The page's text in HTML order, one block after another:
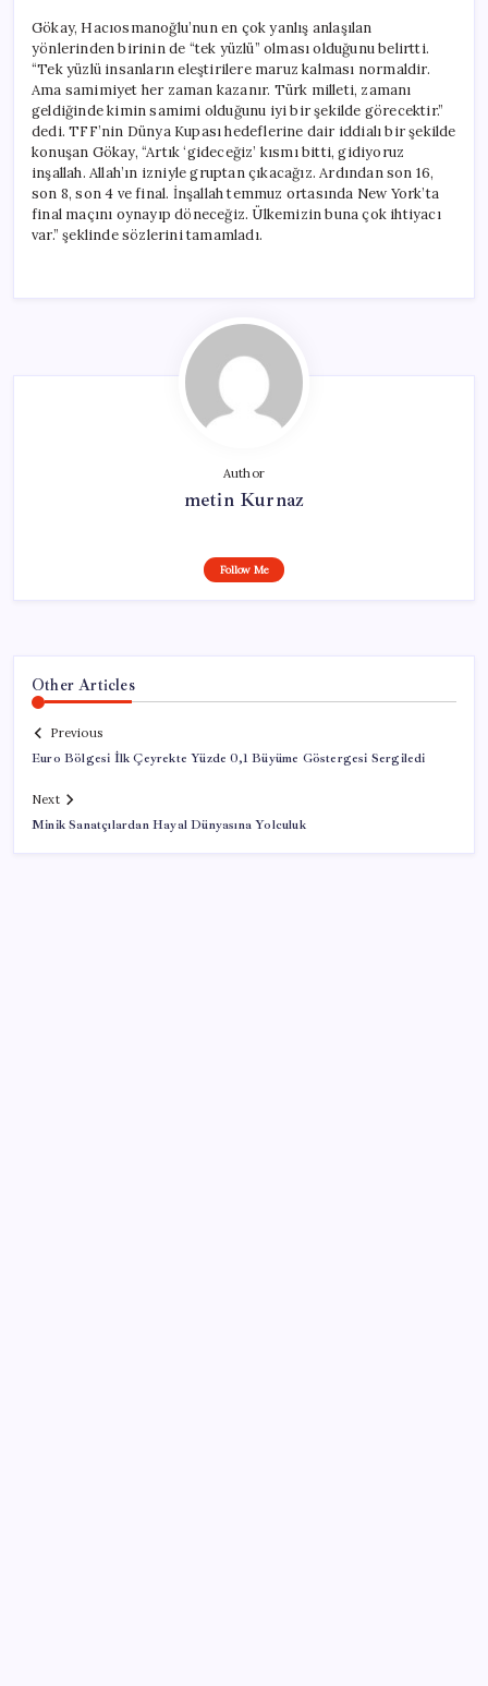
Gökay, Hacıosmanoğlu’nun en çok yanlış anlaşılan
yönlerinden birinin de “tek yüzlü” olması olduğunu belirtti.
“Tek yüzlü insanların eleştirilere maruz kalması normaldir.
Ama samimiyet her zaman kazanır. Türk milleti, zamanı
geldiğinde kimin samimi olduğunu iyi bir şekilde görecektir.”
dedi. TFF’nin Dünya Kupası hedeflerine dair iddialı bir şekilde
konuşan Gökay, “Artık ‘gideceğiz’ kısmı bitti, gidiyoruz
inşallah. Allah’ın izniyle gruptan çıkacağız. Ardından son 16,
son 8, son 4 ve final. İnşallah temmuz ortasında New York’ta
final maçını oynayıp döneceğiz. Ülkemizin buna çok ihtiyacı
var.” şeklinde sözlerini tamamladı.
Author
metin Kurnaz
Follow Me
Other Articles
Previous
Euro Bölgesi İlk Çeyrekte Yüzde 0,1 Büyüme Göstergesi Sergiledi
Next
Minik Sanatçılardan Hayal Dünyasına Yolculuk